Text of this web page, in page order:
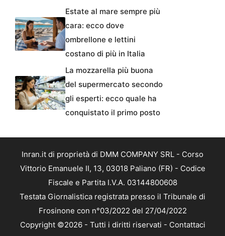
Estate al mare sempre più
cara: ecco dove
ombrellone e lettini
costano di più in Italia
La mozzarella più buona
del supermercato secondo
gli esperti: ecco quale ha
conquistato il primo posto
Inran.it di proprietà di DMM COMPANY SRL - Corso
Vittorio Emanuele II, 13, 03018 Paliano (FR) - Codice
Fiscale e Partita I.V.A. 03144800608
Testata Giornalistica registrata presso il Tribunale di
Frosinone con n°03/2022 del 27/04/2022
Copyright ©2026 - Tutti i diritti riservati - Contattaci